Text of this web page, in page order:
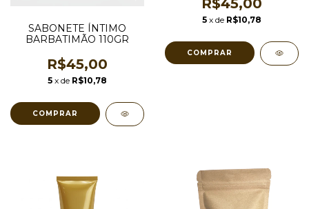
SABONETE ÍNTIMO
BARBATIMÃO 110GR
R$45,00
5 x de R$10,78
R$45,00
5 x de R$10,78
COMPRAR